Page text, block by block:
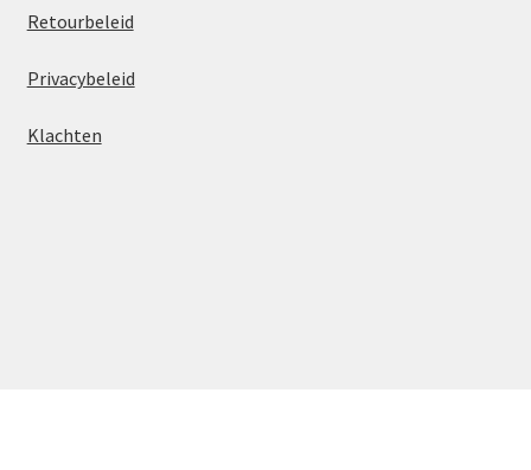
Retourbeleid
Privacybeleid
Klachten